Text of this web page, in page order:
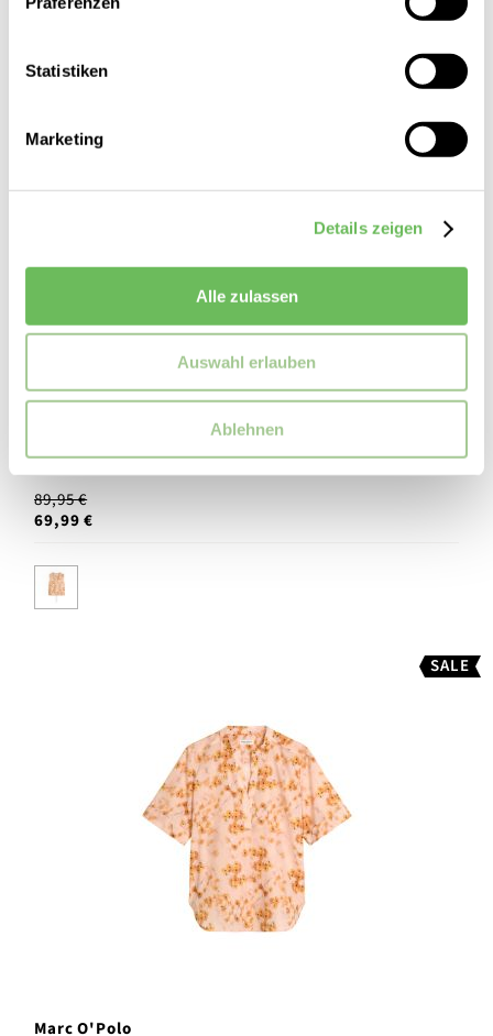
Statistiken
Marketing
Details zeigen
Alle zulassen
Auswahl erlauben
Ablehnen
SALE
Damen Bluse Sleeveless Woven
89,95 €
69,99 €
SALE
Marc O'Polo